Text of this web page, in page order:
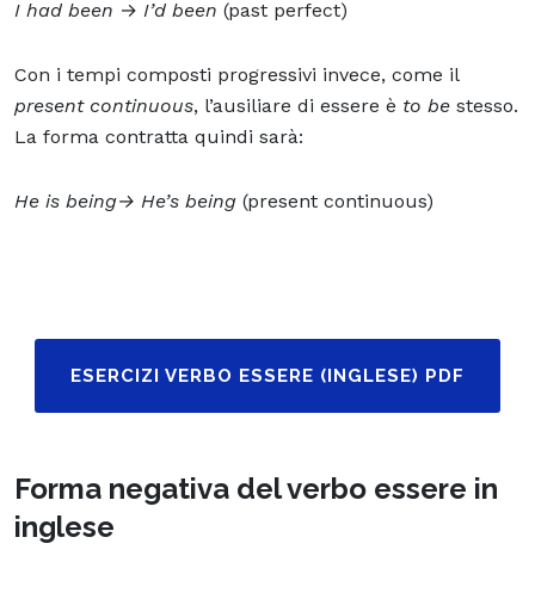
I had been → I’d been (past perfect)
Con i tempi composti progressivi invece, come il
present continuous, l’ausiliare di essere è to be stesso.
La forma contratta quindi sarà:
He is being→ He’s being (present continuous)
ESERCIZI VERBO ESSERE (INGLESE) PDF
Forma negativa del verbo essere in
inglese